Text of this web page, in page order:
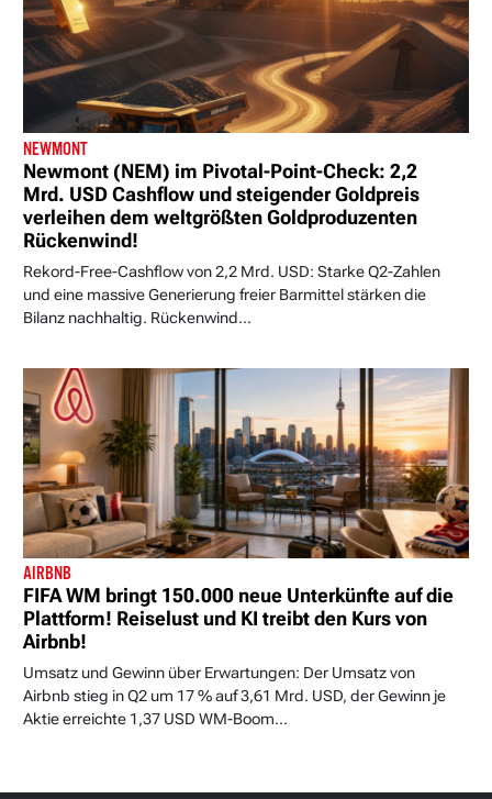
NEWMONT
Newmont (NEM) im Pivotal-Point-Check: 2,2
Mrd. USD Cashflow und steigender Goldpreis
verleihen dem weltgrößten Goldproduzenten
Rückenwind!
Rekord-Free-Cashflow von 2,2 Mrd. USD: Starke Q2-Zahlen
und eine massive Generierung freier Barmittel stärken die
Bilanz nachhaltig. Rückenwind...
AIRBNB
FIFA WM bringt 150.000 neue Unterkünfte auf die
Plattform! Reiselust und KI treibt den Kurs von
Airbnb!
Umsatz und Gewinn über Erwartungen: Der Umsatz von
Airbnb stieg in Q2 um 17 % auf 3,61 Mrd. USD, der Gewinn je
Aktie erreichte 1,37 USD WM-Boom...